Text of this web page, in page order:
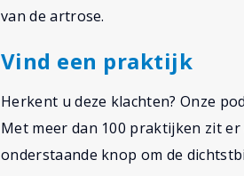
van de artrose.
Vind een praktijk
Herkent u deze klachten? Onze
Met meer dan 100 praktijken zit
onderstaande knop om de